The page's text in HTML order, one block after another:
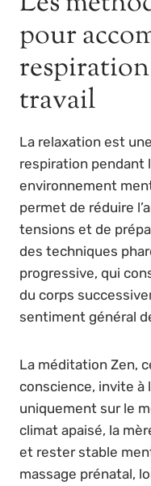
pour
travail
La relaxation est
respiration pendant
environnement
permet de réduire
tensions et de
des techniques
progressive, qui
du corps
sentiment général
La méditation Zen,
conscience, invite à
uniquement sur le
climat apaisé, la
et rester stable
massage prénatal,